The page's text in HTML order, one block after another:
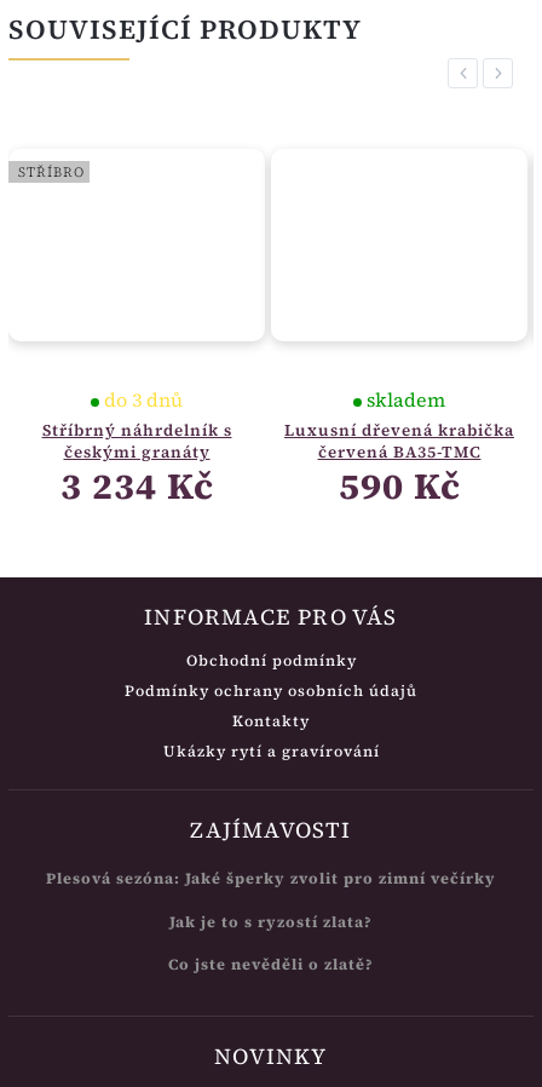
SOUVISEJÍCÍ PRODUKTY
Previous
STŘÍBRO
Stříbrný náhrdelník s
českými granáty
do 3 dnů
3 234 Kč
Luxusní dřevená krabička
červená BA35-TMC
skladem
590 Kč
Next
INFORMACE PRO VÁS
Obchodní podmínky
Podmínky ochrany osobních údajů
Kontakty
Ukázky rytí a gravírování
ZAJÍMAVOSTI
Plesová sezóna: Jaké šperky zvolit pro zimní večírky
Jak je to s ryzostí zlata?
Co jste nevěděli o zlatě?
NOVINKY